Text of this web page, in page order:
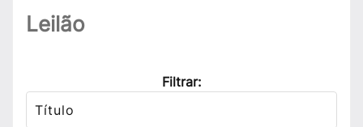
Leilão
Filtrar: